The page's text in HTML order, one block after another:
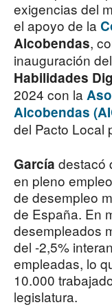
exigencias del
el apoyo de la
Alcobendas,
inauguración del
Habilidades
2024 con la
Alcobendas
del Pacto Local
García destacó
en pleno
de desempleo
de España. En
desempleados
del -2,5%
empleadas, lo
10.000
legislatura.